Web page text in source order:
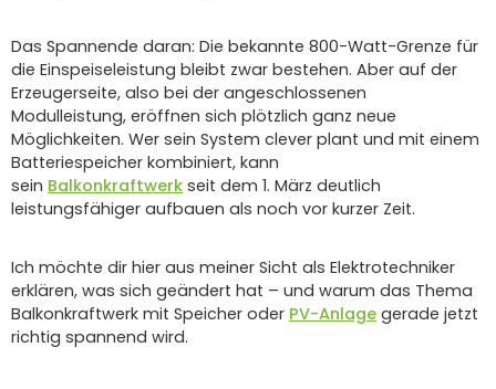
Das Spannende daran: Die bekannte 800-Watt-Grenze für
die Einspeiseleistung bleibt zwar bestehen. Aber auf der
Erzeugerseite, also bei der angeschlossenen
Modulleistung, eröffnen sich plötzlich ganz neue
Möglichkeiten. Wer sein System clever plant und mit einem
Batteriespeicher kombiniert, kann
sein Balkonkraftwerk seit dem 1. März deutlich
leistungsfähiger aufbauen als noch vor kurzer Zeit.
Ich möchte dir hier aus meiner Sicht als Elektrotechniker
erklären, was sich geändert hat – und warum das Thema
Balkonkraftwerk mit Speicher oder PV-Anlage gerade jetzt
richtig spannend wird.